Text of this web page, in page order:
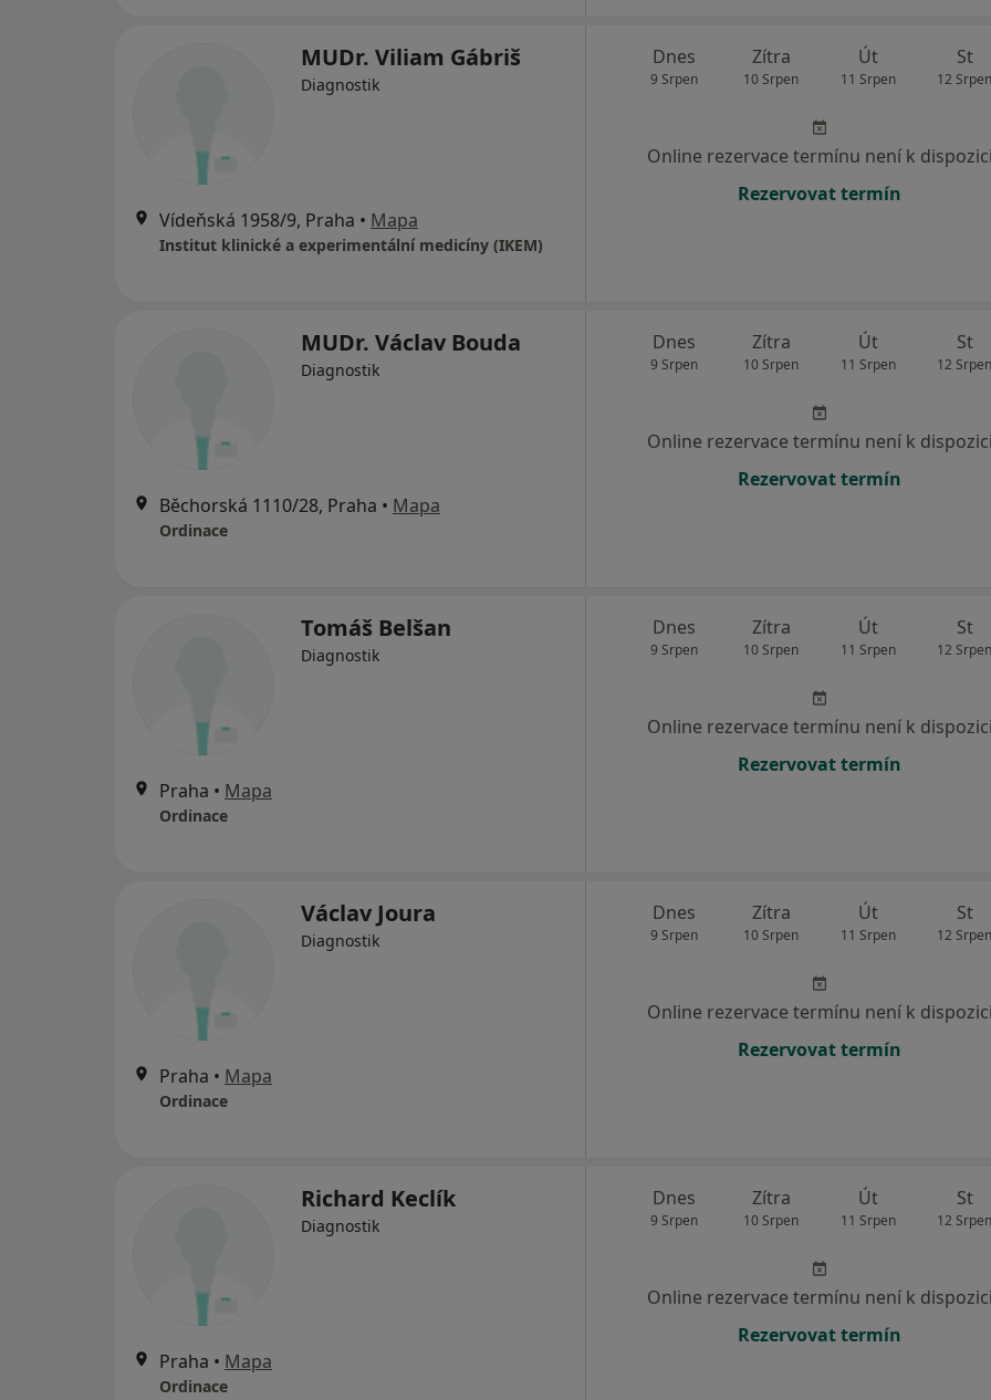
MUDr. Viliam Gábriš
Diagnostik
Vídeňská 1958/9, Praha • Mapa
Institut klinické a experimentální medicíny (IKEM)
Dnes
9 Srpen
Zítra
10 Srpen
Út
11 Srpen
St
12 Srpen
Online rezervace termínu není k dispozici
Rezervovat termín
MUDr. Václav Bouda
Diagnostik
Běchorská 1110/28, Praha • Mapa
Ordinace
Dnes
9 Srpen
Zítra
10 Srpen
Út
11 Srpen
St
12 Srpen
Online rezervace termínu není k dispozici
Rezervovat termín
Tomáš Belšan
Diagnostik
Praha • Mapa
Ordinace
Dnes
9 Srpen
Zítra
10 Srpen
Út
11 Srpen
St
12 Srpen
Online rezervace termínu není k dispozici
Rezervovat termín
Václav Joura
Diagnostik
Praha • Mapa
Ordinace
Dnes
9 Srpen
Zítra
10 Srpen
Út
11 Srpen
St
12 Srpen
Online rezervace termínu není k dispozici
Rezervovat termín
Richard Keclík
Diagnostik
Praha • Mapa
Ordinace
Dnes
9 Srpen
Zítra
10 Srpen
Út
11 Srpen
St
12 Srpen
Online rezervace termínu není k dispozici
Rezervovat termín